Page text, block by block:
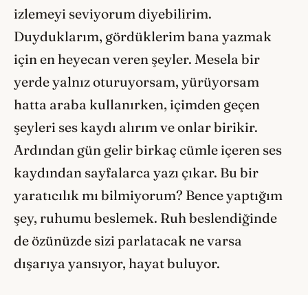
izlemeyi seviyorum diyebilirim.
Duyduklarım, gördüklerim bana yazmak
için en heyecan veren şeyler. Mesela bir
yerde yalnız oturuyorsam, yürüyorsam
hatta araba kullanırken, içimden geçen
şeyleri ses kaydı alırım ve onlar birikir.
Ardından gün gelir birkaç cümle içeren ses
kaydından sayfalarca yazı çıkar. Bu bir
yaratıcılık mı bilmiyorum? Bence yaptığım
şey, ruhumu beslemek. Ruh beslendiğinde
de özünüzde sizi parlatacak ne varsa
dışarıya yansıyor, hayat buluyor.